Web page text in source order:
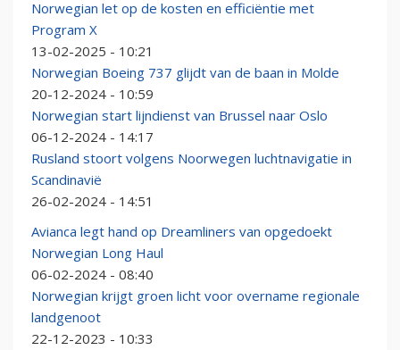
Norwegian let op de kosten en efficiëntie met
Program X
13-02-2025 - 10:21
Norwegian Boeing 737 glijdt van de baan in Molde
20-12-2024 - 10:59
Norwegian start lijndienst van Brussel naar Oslo
06-12-2024 - 14:17
Rusland stoort volgens Noorwegen luchtnavigatie in
Scandinavië
26-02-2024 - 14:51
Avianca legt hand op Dreamliners van opgedoekt
Norwegian Long Haul
06-02-2024 - 08:40
Norwegian krijgt groen licht voor overname regionale
landgenoot
22-12-2023 - 10:33